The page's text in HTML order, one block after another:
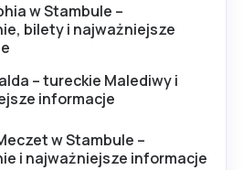
w Stambule –
bilety i najważniejsze
– tureckie Malediwy i
informacje
w Stambule –
i najważniejsze informacje